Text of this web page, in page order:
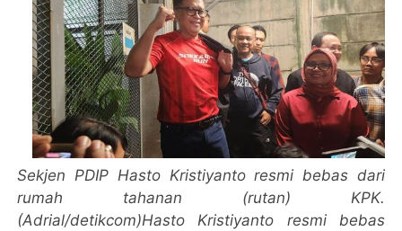
Sekjen PDIP Hasto Kristiyanto resmi bebas dari
rumah tahanan (rutan) KPK.
(Adrial/detikcom)Hasto Kristiyanto resmi bebas